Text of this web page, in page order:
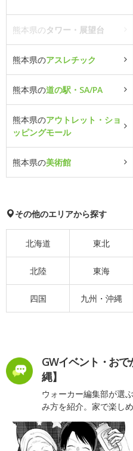
熊本県のタワー・展望台
熊本県のアスレチック
熊本県の道の駅・SA/PA
熊本県のアウトレット・ショ
ッピングモール
熊本県の美術館
その他のエリアから探す
北海道 東北
北陸 東海
四国 九州・沖縄
GWイベント・お
縄】
ウォーカー編集部が選
み方を紹介。家で楽し